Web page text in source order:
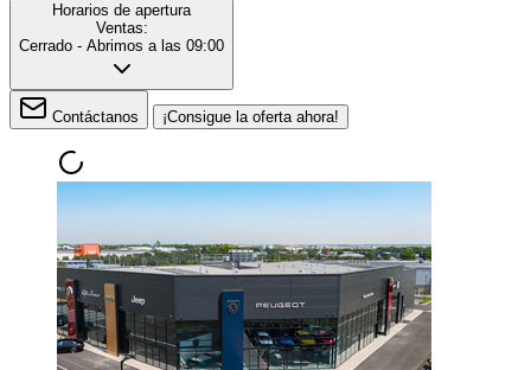
Horarios de apertura
Ventas:
Cerrado - Abrimos a las 09:00
Contáctanos ¡Consigue la oferta ahora!